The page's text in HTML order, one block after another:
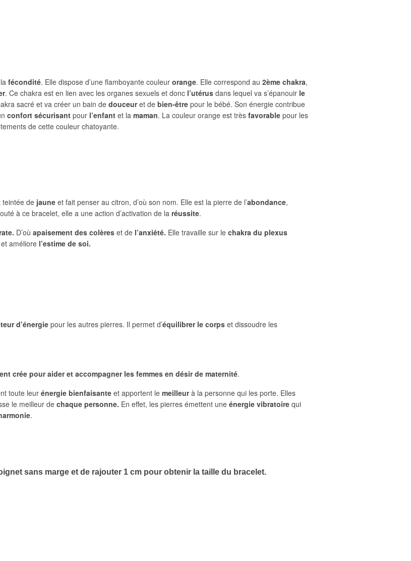
fécondité. Elle dispose d’une flamboyante couleur orange. Elle correspond au 2ème chakra,
. Ce chakra est en lien avec les organes sexuels et donc l’utérus dans lequel va s’épanouir le
sacré et va créer un bain de douceuret de bien-être pour le bébé. Son énergie contribue
confort sécurisant pour l’enfant et la maman. La couleur orange est très favorable pour les
de cette couleur chatoyante.
teintée de jaune et fait penser au citron, d’où son nom. Elle est la pierre de l’abondance,
à ce bracelet, elle a une action d’activation de la réussite.
rate. D’où apaisement des colères et de l’anxiété. Elle travaille sur le chakra du plexus
améliore l’estime de soi.
d’énergiepour les autres pierres. Il permet d’équilibrer le corps et dissoudre les
crée pour aider et accompagner les femmes en désir de maternité.
toute leur énergie bienfaisante et apportent le meilleurà la personne qui les porte. Elles
le meilleur de chaque personne. En effet, les pierres émettent une énergie vibratoire qui
.
sans marge et de rajouter 1 cm pour obtenir la taille du bracelet.